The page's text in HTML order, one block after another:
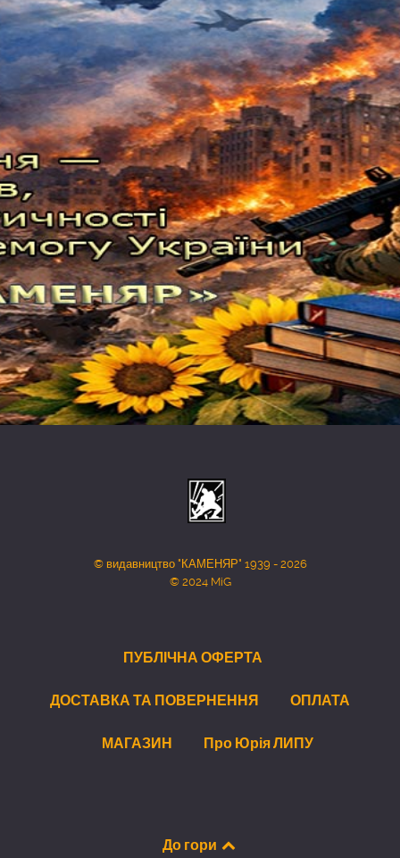
© видавництво "КАМЕНЯР" 1939 - 2026
© 2024 MiG
ПУБЛІЧНА ОФЕРТА
ДОСТАВКА ТА ПОВЕРНЕННЯ ОПЛАТА
МАГАЗИН Про Юрія ЛИПУ
До гори